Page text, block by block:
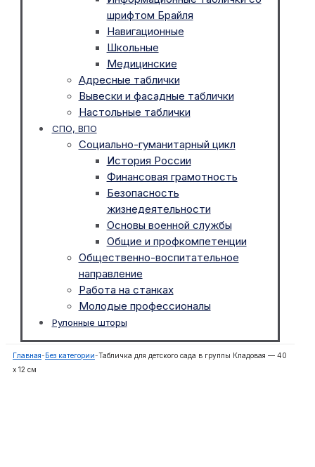
шрифтом Брайля
Навигационные
Школьные
Медицинские
Адресные таблички
Вывески и фасадные таблички
Настольные таблички
СПО, ВПО
Социально-гуманитарный цикл
История России
Финансовая грамотность
Безопасность
жизнедеятельности
Основы военной службы
Общие и профкомпетенции
Общественно-воспитательное
направление
Работа на станках
Молодые профессионалы
Рулонные шторы
Главная- Без категории-Табличка для детского сада в группы Кладовая — 40
х 12 см